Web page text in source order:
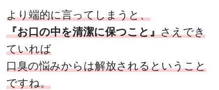
より端的に言ってしまうと、
『お口の中を清潔に保つこと』さえでき
ていれば
口臭の悩みからは解放されるということ
ですね。